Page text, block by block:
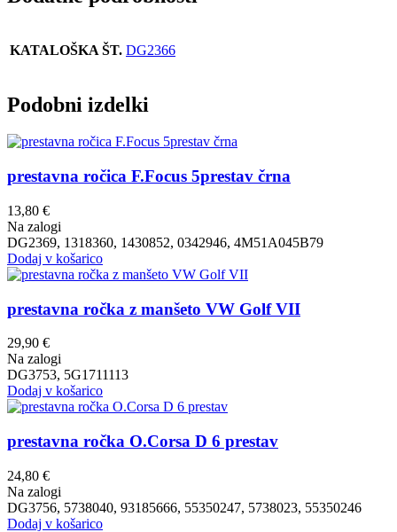
KATALOŠKA ŠT. DG2366
Podobni izdelki
prestavna ročica F.Focus 5prestav črna
13,80 €
Na zalogi
DG2369, 1318360, 1430852, 0342946, 4M51A045B79
Dodaj v košarico
prestavna ročka z manšeto VW Golf VII
29,90 €
Na zalogi
DG3753, 5G1711113
Dodaj v košarico
prestavna ročka O.Corsa D 6 prestav
24,80 €
Na zalogi
DG3756, 5738040, 93185666, 55350247, 5738023, 55350246
Dodaj v košarico